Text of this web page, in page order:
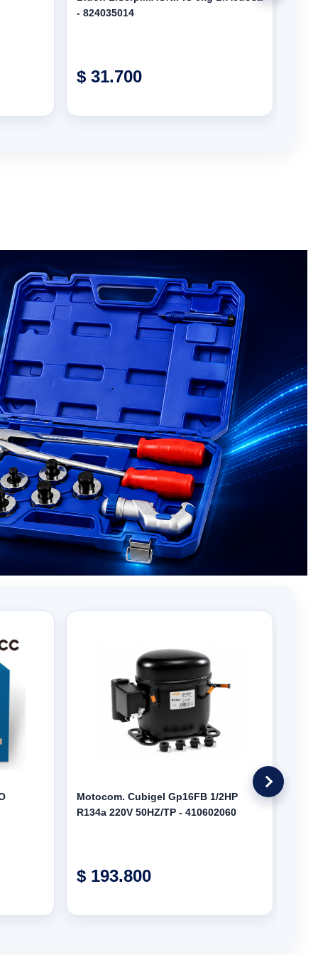
- 824035014
$ 31.700
Motocom. Cubigel Gp16FB 1/2HP
R134a 220V 50HZ/TP - 410602060
$ 193.800